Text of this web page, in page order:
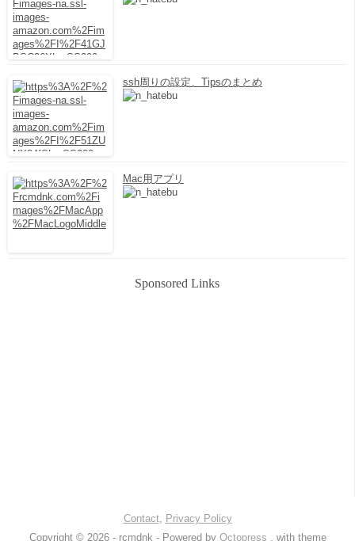
ssh周りの設定、Tipsのまとめ
Mac用アプリ
Sponsored Links
Contact,
Privacy Policy
Copyright © 2026 - rcmdnk - Powered by Octopress , with theme